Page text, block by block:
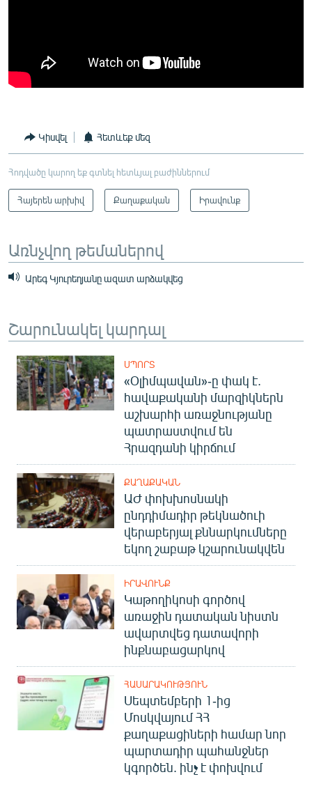
Կիսվել Հետևեք մեզ
Հոդվածը կարող եք գտնել հետևյալ բաժիններում
Հայերեն արխիվ Քաղաքական Իրավունք
Առնչվող թեմաներով
Արեգ Կյուրեղյանը ազատ արձակվեց
Շարունակել կարդալ
ՍՊՈՐՏ
«Օլիմպավան»-ը փակ է.
հավաքականի մարզիկներն
աշխարհի առաջնությանը
պատրաստվում են
Հրազդանի կիրճում
ՔԱՂԱՔԱԿԱՆ
ԱԺ փոխխոսնակի
ընդդիմադիր թեկնածուի
վերաբերյալ քննարկումները
եկող շաբաթ կշարունակվեն
ԻՐԱՎՈՒՆՔ
Կաթողիկոսի գործով
առաջին դատական նիստն
ավարտվեց դատավորի
ինքնաբացարկով
ՀԱՍԱՐԱԿՈՒԹՅՈՒՆ
Սեպտեմբերի 1-ից
Մոսկվայում ՀՀ
քաղաքացիների համար նոր
պարտադիր պահանջներ
կգործեն. ինչ է փոխվում